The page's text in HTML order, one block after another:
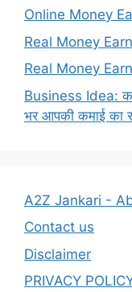
Online Money
Real Money
Real Money
Business Idea:
भर आपकी कमाई का
A2Z Jankari -
Contact us
Disclaimer
PRIVACY